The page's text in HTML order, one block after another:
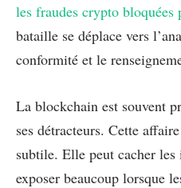
les fraudes crypto bloquées
bataille se déplace vers
conformité et le
La blockchain est souvent
ses détracteurs. Cette
subtile. Elle peut cacher
exposer beaucoup lorsque